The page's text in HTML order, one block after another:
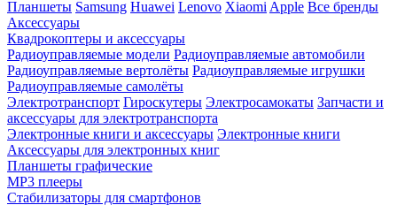
Планшеты Samsung Huawei Lenovo Xiaomi Apple Все бренды
Аксессуары
Квадрокоптеры и аксессуары
Радиоуправляемые модели Радиоуправляемые автомобили
Радиоуправляемые вертолёты Радиоуправляемые игрушки
Радиоуправляемые самолёты
Электротранспорт Гироскутеры Электросамокаты Запчасти и
аксессуары для электротранспорта
Электронные книги и аксессуары Электронные книги
Аксессуары для электронных книг
Планшеты графические
MP3 плееры
Стабилизаторы для смартфонов